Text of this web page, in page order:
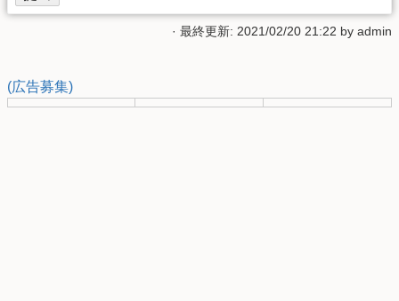
· 最終更新: 2021/02/20 21:22 by admin
(広告募集)